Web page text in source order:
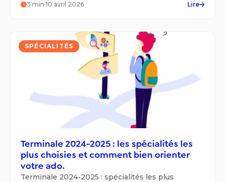
3 min·10 avril 2026 Lire
SPÉCIALITÉS
Terminale 2024-2025 : les spécialités les
plus choisies et comment bien orienter
votre ado.
Terminale 2024-2025 : spécialités les plus